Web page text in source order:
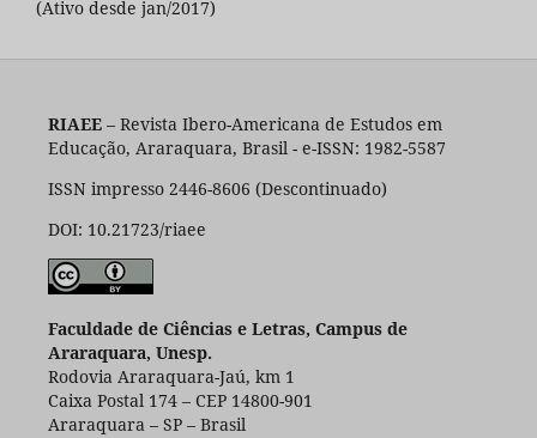
(Ativo desde jan/2017)
RIAEE– Revista Ibero-Americana de Estudos em
Educação, Araraquara, Brasil - e-ISSN: 1982-5587
ISSN impresso 2446-8606 (Descontinuado)
DOI: 10.21723/riaee
Faculdade de Ciências e Letras, Campus de
Araraquara, Unesp.
Rodovia Araraquara-Jaú, km 1
Caixa Postal 174 – CEP 14800-901
Araraquara – SP – Brasil